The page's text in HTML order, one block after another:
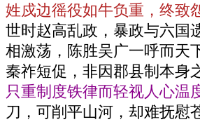
姓戍边徭役如牛负重，终致
世时赵高乱政，暴政与六国
相激荡，陈胜吴广一呼而天
秦祚短促，非因郡县制本身
只重制度铁律而轻视人心温
刀，可削平山河，却难抚慰